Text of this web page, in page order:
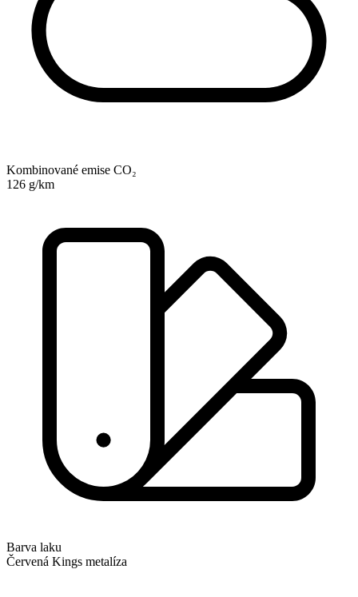
Kombinované emise CO₂
126 g/km
Barva laku
Červená Kings metalíza